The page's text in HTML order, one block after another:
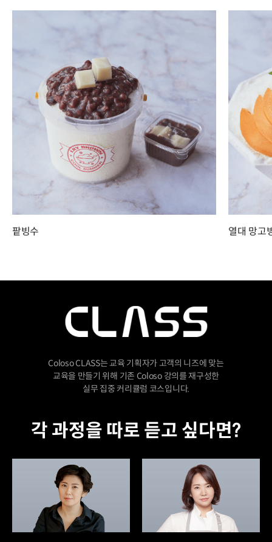
팥빙수 열대 망고
Coloso CLASS는 교육 기획자가 고객의 니즈에 맞는
교육을 만들기 위해 기존 Coloso 강의를 재구성한
실무 집중 커리큘럼 코스입니다.
각 과정을 따로 듣고 싶다면?